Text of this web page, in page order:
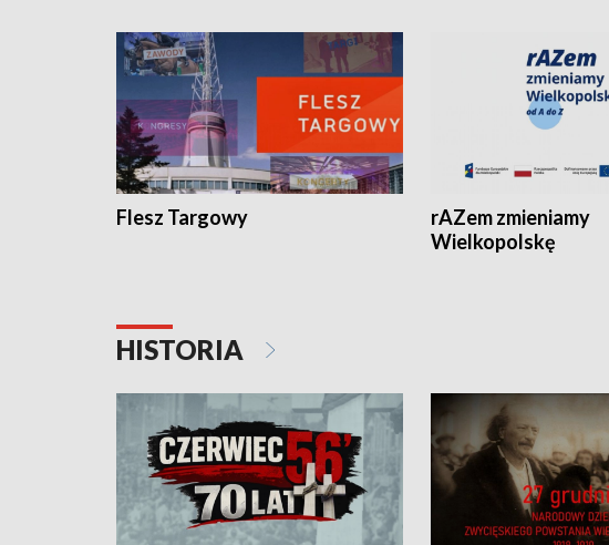
Flesz Targowy
rAZem zmieniamy
Wielkopolskę
HISTORIA